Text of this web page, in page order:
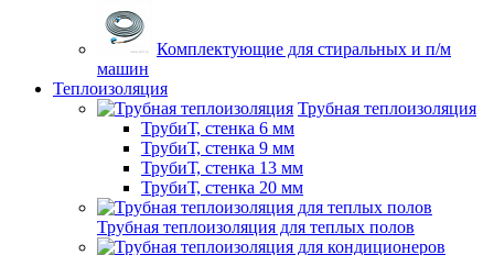
Комплектующие для стиральных и п/м
машин
Теплоизоляция
Трубная теплоизоляция
ТрубиТ, стенка 6 мм
ТрубиТ, стенка 9 мм
ТрубиТ, стенка 13 мм
ТрубиТ, стенка 20 мм
Трубная теплоизоляция для теплых полов